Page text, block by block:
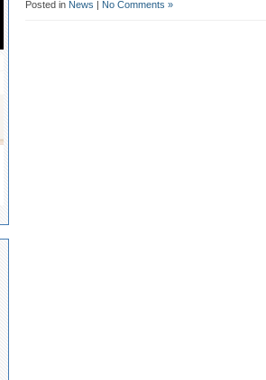
Posted in News No Comments »